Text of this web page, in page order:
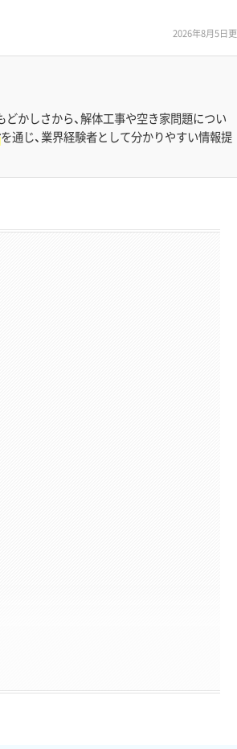
2026年8月5日
かしさから、解体工事や空き家問題につい
を通じ、業界経験者として分かりやすい情報提